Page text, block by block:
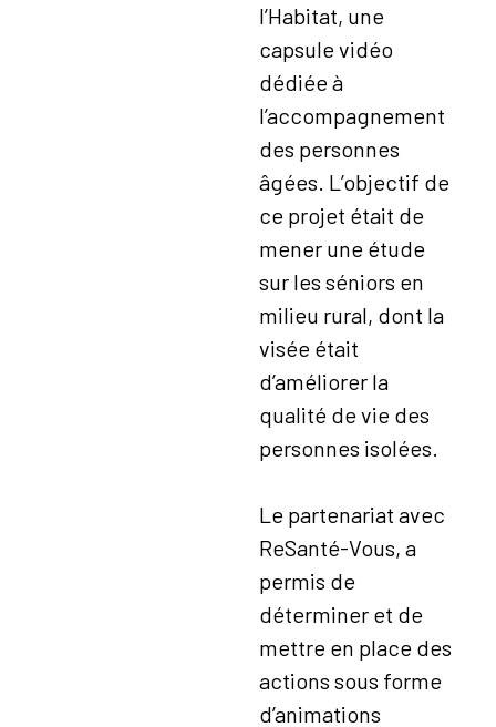
l’Habitat, une
capsule vidéo
dédiée à
l’accompagnement
des personnes
âgées. L’objectif de
ce projet était de
mener une étude
sur les séniors en
milieu rural, dont la
visée était
d’améliorer la
qualité de vie des
personnes isolées.
Le partenariat avec
ReSanté-Vous, a
permis de
déterminer et de
mettre en place des
actions sous forme
d’animations